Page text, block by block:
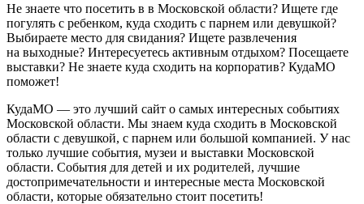
Не знаете что посетить в в Московской области? Ищете где
погулять с ребенком, куда сходить с парнем или девушкой?
Выбираете место для свидания? Ищете развлечения
на выходные? Интересуетесь активным отдыхом? Посещаете
выставки? Не знаете куда сходить на корпоратив? КудаМО
поможет!
КудаМО — это лучший сайт о самых интересных событиях
Московской области. Мы знаем куда сходить в Московской
области с девушкой, с парнем или большой компанией. У нас
только лучшие события, музеи и выставки Московской
области. События для детей и их родителей, лучшие
достопримечательности и интересные места Московской
области, которые обязательно стоит посетить!